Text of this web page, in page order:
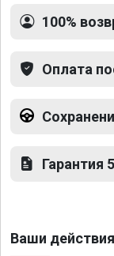
100%
Оплата
Гарантия
Ваши